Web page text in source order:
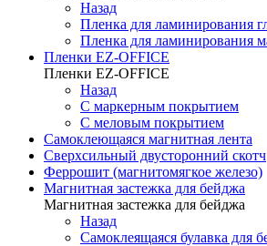
Назад
Пленка для ламинирования
Пленка для ламинирования
Пленки EZ-OFFICE
Пленки EZ-OFFICE
Назад
С маркерным покрытием
С меловым покрытием
Самоклеющаяся магнитная лента
Сверхсильный двусторонний скотч
Феррошит (магнитомягкое железо)
Магнитная застежка для бейджа
Магнитная застежка для бейджа
Назад
Самоклеящаяся булавка для